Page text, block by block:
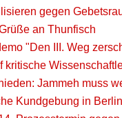
gegen
an Thunfisch
"Den III. Weg
kritische
Jammeh muss
Kundgebung in